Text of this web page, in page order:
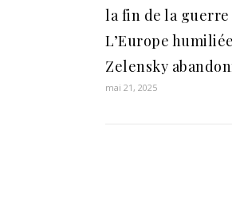
la fin de la guerre
L’Europe
Zelensky
mai 21, 2025